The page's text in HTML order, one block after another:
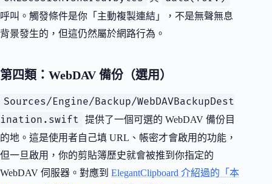
呼叫。觸發條件是你「主動複製連結」，不是無聲無息
背景發生的，但這仍然屬於網路行為。
第四類：WebDAV 備份（選用）
Sources/Engine/Backup/WebDAVBackupDest
ination.swift
提供了一個可選的 WebDAV 備份目
的地。這是使用者自己填 URL、帳密才會啟用的功能，
但一旦啟用，你的剪貼簿歷史就會被推到你指定的
WebDAV 伺服器。對應到 ElegantClipboard 介紹過的「本